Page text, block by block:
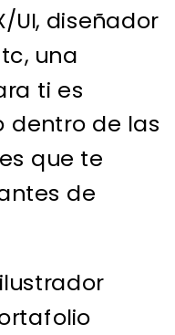
UI, diseñador
una
ti es
dentro de las
que te
de